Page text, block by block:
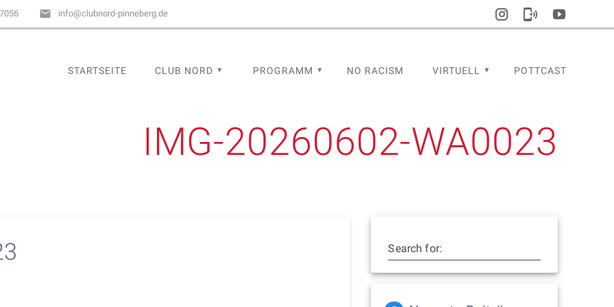
info@clubnord-pinneberg.de
STARTSEITE CLUB NORD PROGRAMM NO RACISM VIRTUELL POTTCAST
IMG-20260602-WA0023
Search for: